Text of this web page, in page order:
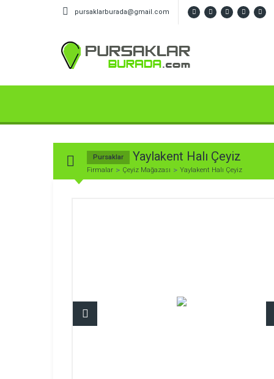
pursaklarburada@gmail.com
Pursaklar Yaylakent Halı Çeyiz
Firmalar Çeyiz Mağazası Yaylakent Halı Çeyiz